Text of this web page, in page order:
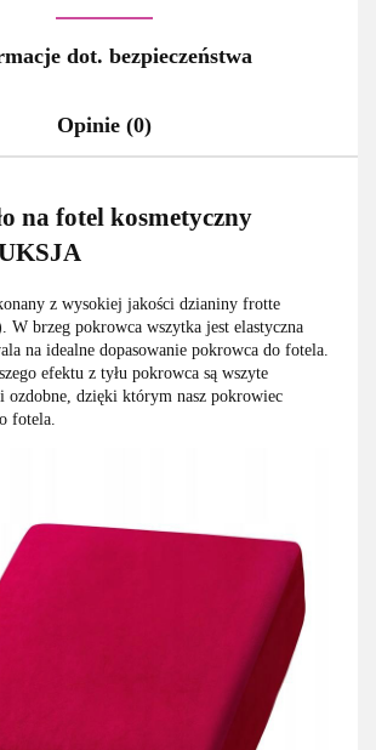
dot. bezpieczeństwa
Opinie (0)
na fotel kosmetyczny
z wysokiej jakości dzianiny frotte
W brzeg pokrowca wszytka jest elastyczna
na idealne dopasowanie pokrowca do fotela.
efektu z tyłu pokrowca są wszyte
ozdobne, dzięki którym nasz pokrowiec
fotela.